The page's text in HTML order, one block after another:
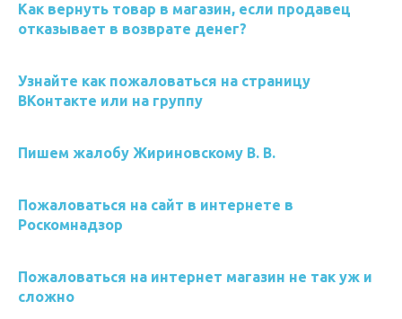
Как вернуть товар в магазин, если продавец
отказывает в возврате денег?
Узнайте как пожаловаться на страницу
ВКонтакте или на группу
Пишем жалобу Жириновскому В. В.
Пожаловаться на сайт в интернете в
Роскомнадзор
Пожаловаться на интернет магазин не так уж и
сложно